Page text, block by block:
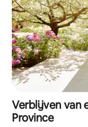
Verblijven van
Province